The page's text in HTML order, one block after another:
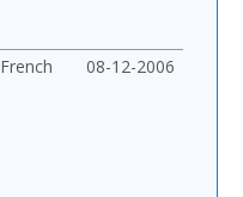
French 08-12-2006